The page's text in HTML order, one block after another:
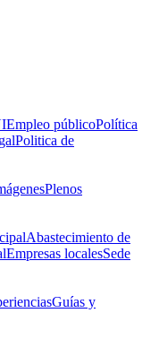
Empleo públicoPolítica
Politica de
Plenos
Abastecimiento de
Empresas localesSede
Guías y